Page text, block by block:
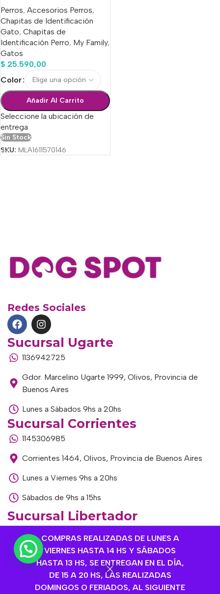
COMPRAS REALIZADAS DE LUNES A
VIERNES HASTA 14 HS Y SÁBADOS
HASTA 13 HS, SE ENTREGAN EN EL DÍA,
DE 15 A 20 HS, LAS REALIZADAS
DOMINGOS O FERIADOS, AL SIGUIENTE
Perros, Accesorios Perros,
Chapitas de Identificación
Gato, Chapitas de
Identificación Perro, My Family,
Gatos
$ 25.590,00
Color
Añadir Al Carrito
Seleccione la ubicación de
entrega
Sin Stock
SKU: MLA1611570146
Redes Sociales
Sucursal Ugarte
1136942725
Gdor. Marcelino Ugarte 1999, Olivos, Provincia de
Buenos Aires
Lunes a Sábados 9hs a 20hs
Sucursal Corrientes
1145306985
Corrientes 1464, Olivos, Provincia de Buenos Aires
Lunes a Viernes 9hs a 20hs
Sábados de 9hs a 15hs
Sucursal Libertador
Av. del Libertador 1915, Vte. López, Provincia de
Buenos Aires
Lunes a Viernes de 9hs a 13hs / 16hs a 20hs